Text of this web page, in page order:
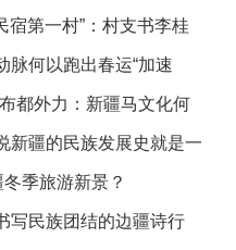
宿第一村”：村支书李桂
脉何以跑出春运“加速
都外力：新疆马文化何
新疆的民族发展史就是一
季旅游新景？
写民族团结的边疆诗行